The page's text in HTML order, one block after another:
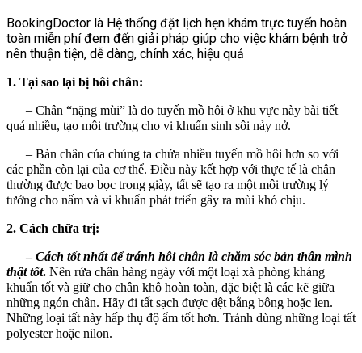
BookingDoctor là Hệ thống đặt lịch hẹn khám trực tuyến hoàn
toàn miễn phí đem đến giải pháp giúp cho việc khám bệnh trở
nên thuận tiện, dễ dàng, chính xác, hiệu quả
1. Tại sao lại bị hôi chân:
– Chân “nặng mùi” là do tuyến mồ hôi ở khu vực này bài tiết
quá nhiều, tạo môi trường cho vi khuẩn sinh sôi nảy nở.
– Bàn chân của chúng ta chứa nhiều tuyến mồ hôi hơn so với
các phần còn lại của cơ thể. Điều này kết hợp với thực tế là chân
thường được bao bọc trong giày, tất sẽ tạo ra một môi trường lý
tưởng cho nấm và vi khuẩn phát triển gây ra mùi khó chịu.
2. Cách chữa trị:
–Cách tốt nhất để tránh hôi chân là chăm sóc bản thân mình
thật tốt. Nên rửa chân hàng ngày với một loại xà phòng kháng
khuẩn tốt và giữ cho chân khô hoàn toàn, đặc biệt là các kẽ giữa
những ngón chân. Hãy đi tất sạch được dệt bằng bông hoặc len.
Những loại tất này hấp thụ độ ẩm tốt hơn. Tránh dùng những loại tất
polyester hoặc nilon.